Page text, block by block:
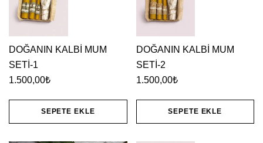
DOĞANIN KALBİ MUM
SETİ-1
1.500,00₺
SEPETE EKLE
DOĞANIN KALBİ MUM
SETİ-2
1.500,00₺
SEPETE EKLE